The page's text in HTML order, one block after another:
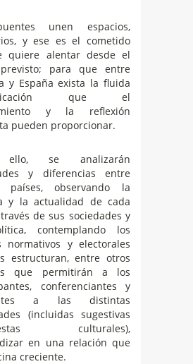
unen espacios,
y ese es el cometido
quiere alentar desde el
para que entre
y España exista la fluida
que el
y la reflexión
pueden proporcionar.
ello, se analizarán
y diferencias entre
países, observando la
y la actualidad de cada
de sus sociedades y
contemplando los
normativos y electorales
estructuran, entre otros
que permitirán a los
conferenciantes y
a las distintas
(incluidas sugestivas
culturales),
en una relación que
creciente.